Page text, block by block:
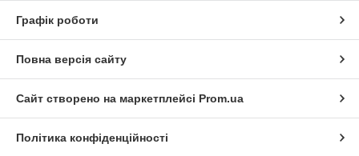
Графік роботи
Повна версія сайту
Сайт створено на маркетплейсі Prom.ua
Політика конфіденційності